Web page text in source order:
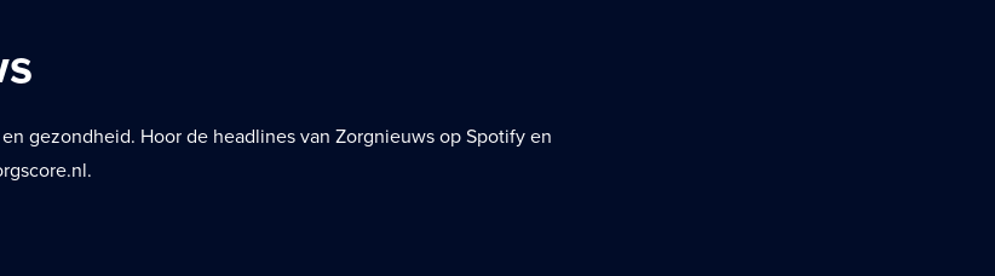
gezondheid. Hoor de headlines van Zorgnieuws op Spotify en